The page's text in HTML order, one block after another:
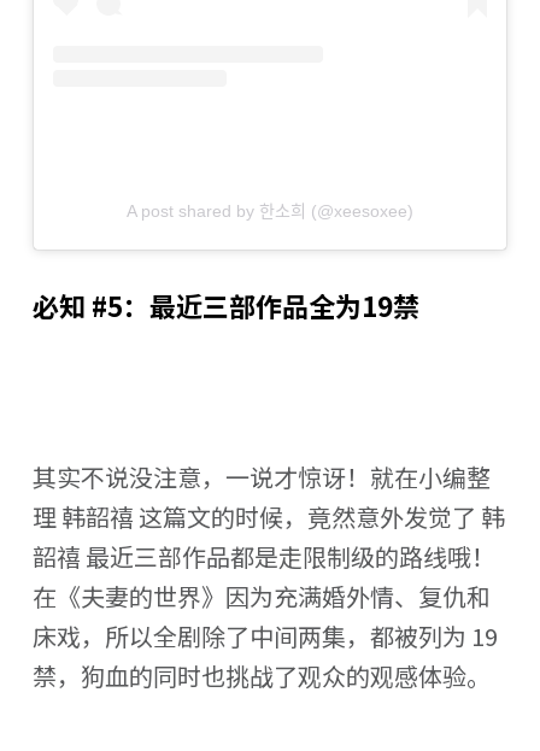
A post shared by 한소희 (@xeesoxee)
必知 #5：最近三部作品全为19禁
其实不说没注意，一说才惊讶！就在小编整
理 韩韶禧 这篇文的时候，竟然意外发觉了 韩
韶禧 最近三部作品都是走限制级的路线哦！
在《夫妻的世界》因为充满婚外情、复仇和
床戏，所以全剧除了中间两集，都被列为 19
禁，狗血的同时也挑战了观众的观感体验。